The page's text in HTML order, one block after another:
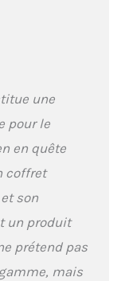
de
manche
800
Jeu
lame
de
oeils
75°, 6 -
une
pour le
en quête
coffret
son
un produit
prétend pas
mais